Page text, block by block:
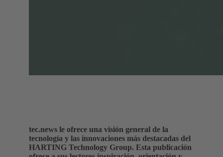
tec.news le ofrece una visión general de la
tecnología y las innovaciones más destacadas del
HARTING Technology Group. Esta publicación